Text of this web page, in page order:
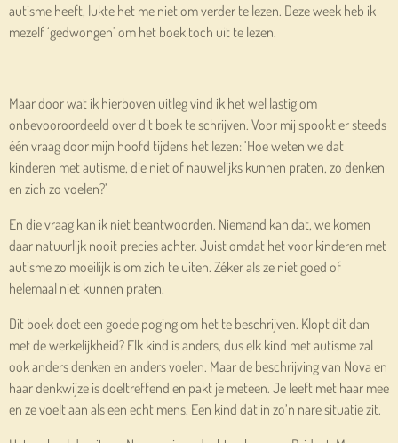
autisme heeft, lukte het me niet om verder te lezen. Deze week heb ik
mezelf ‘gedwongen’ om het boek toch uit te lezen.
Maar door wat ik hierboven uitleg vind ik het wel lastig om
onbevooroordeeld over dit boek te schrijven. Voor mij spookt er steeds
één vraag door mijn hoofd tijdens het lezen: ‘Hoe weten we dat
kinderen met autisme, die niet of nauwelijks kunnen praten, zo denken
en zich zo voelen?’
En die vraag kan ik niet beantwoorden. Niemand kan dat, we komen
daar natuurlijk nooit precies achter. Juist omdat het voor kinderen met
autisme zo moeilijk is om zich te uiten. Zéker als ze niet goed of
helemaal niet kunnen praten.
Dit boek doet een goede poging om het te beschrijven. Klopt dit dan
met de werkelijkheid? Elk kind is anders, dus elk kind met autisme zal
ook anders denken en anders voelen. Maar de beschrijving van Nova en
haar denkwijze is doeltreffend en pakt je meteen. Je leeft met haar mee
en ze voelt aan als een echt mens. Een kind dat in zo’n nare situatie zit.